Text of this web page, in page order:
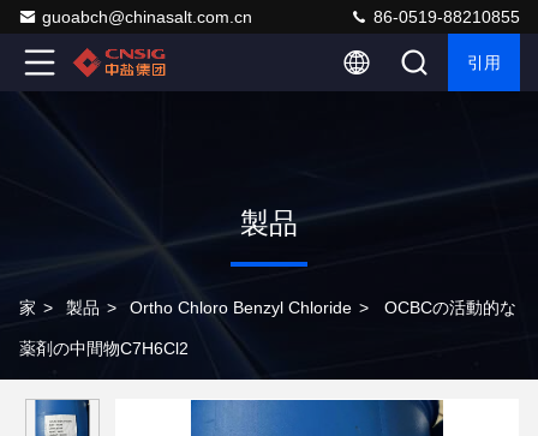
guoabch@chinasalt.com.cn 86-0519-88210855
引用
製品
家 > 製品 > Ortho Chloro Benzyl Chloride > OCBCの活動的な
薬剤の中間物C7H6Cl2